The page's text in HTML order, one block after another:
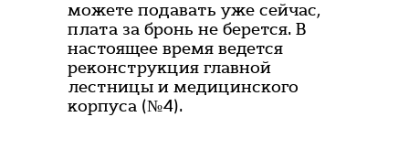
можете подавать уже сейчас,
плата за бронь не берется. В
настоящее время ведется
реконструкция главной
лестницы и медицинского
корпуса (№4).